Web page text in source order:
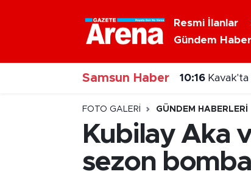
Resmi İlanlar
Gündem
Samsun Haber 10:15
FOTO GALERI GÜNDEM HABERLERI
Kubilay Aka
sezon
Nöbetçi Eczaneler
Hava Durumu
Samsun Namaz Vakitleri
Trafik Durumu
Süper Lig Puan Durumu ve Fikstür